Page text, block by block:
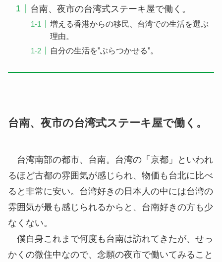
台南、夜市の台湾式ステーキ屋で働く。
増える香港からの移民、台湾での生活を選ぶ
理由。
自分の生活を”ぶらつかせる”。
台南、夜市の台湾式ステーキ屋で働く。
台湾南部の都市、台南。台湾の「京都」といわれ
るほど古都の雰囲気が感じられ、物価も台北に比べ
ると非常に安い。台湾好きの日本人の中には台湾の
雰囲気が最も感じられるからと、台南好きの方も少
なくない。
僕自身これまで何度も台南は訪れてきたが、せっ
かくの微住中なので、念願の夜市で働いてみること